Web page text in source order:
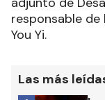
responsable de
You Yi.
Las más